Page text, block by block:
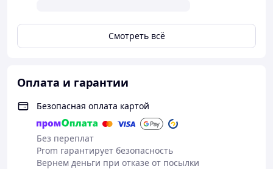
Смотреть всё
Оплата и гарантии
Безопасная оплата картой
Без переплат
Prom гарантирует безопасность
Вернем деньги при отказе от посылки